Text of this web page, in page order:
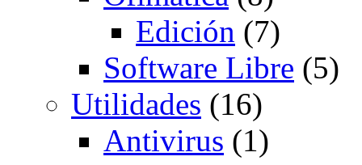
Edición (7)
Software Libre (5)
Utilidades (16)
Antivirus (1)